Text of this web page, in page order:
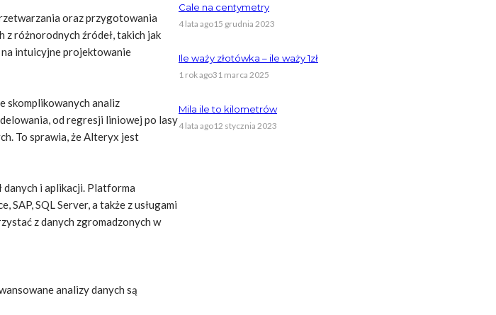
oraz przygotowania
z różnorodnych źródeł, takich jak
na intuicyjne projektowanie
skomplikowanych analiz
od regresji liniowej po lasy
To sprawia, że Alteryx jest
i aplikacji. Platforma
SQL Server, a także z usługami
z danych zgromadzonych w
analizy danych są
Cale na centymetry
4 lata ago15 grudnia 2023
Ile waży złotówka – ile waży 1zł
1 rok ago31 marca 2025
Mila ile to kilometrów
4 lata ago12 stycznia 2023